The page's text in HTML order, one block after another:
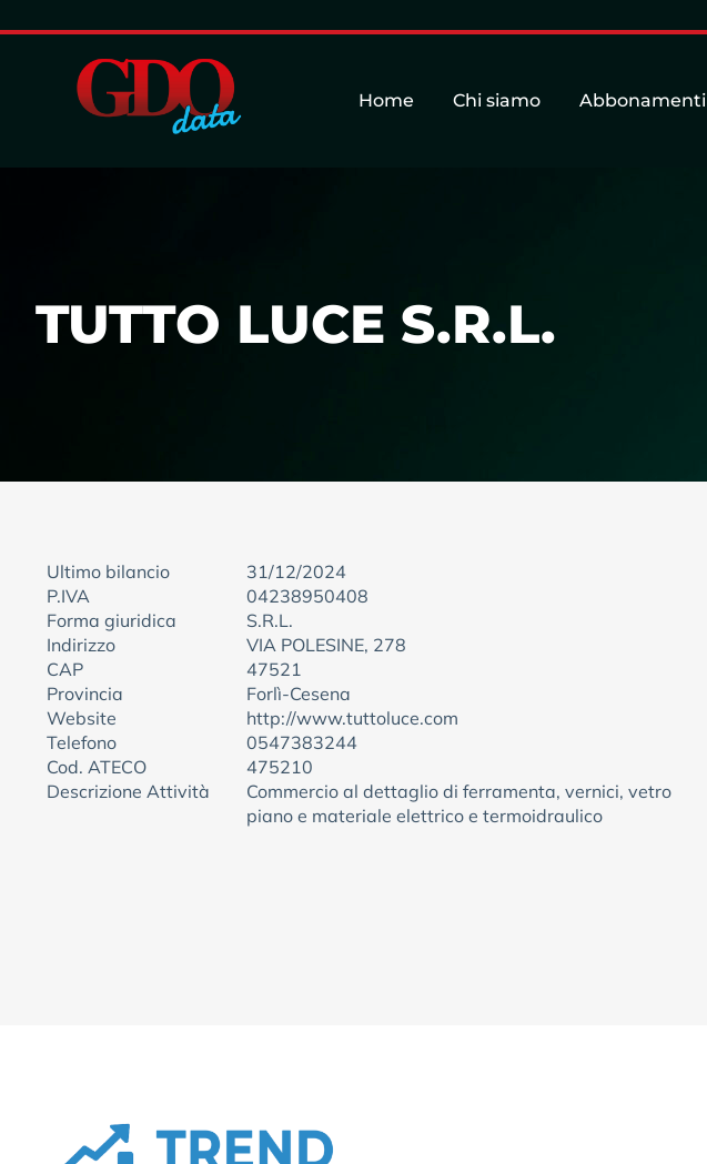
Home Chi siamo Abbonamenti
TUTTO LUCE S.R.L.
Ultimo bilancio
31/12/2024
P.IVA
04238950408
Forma giuridica
S.R.L.
Indirizzo
VIA POLESINE, 278
CAP
47521
Provincia
Forlì-Cesena
Website
http://www.tuttoluce.com
Telefono
0547383244
Cod. ATECO
475210
Descrizione Attività
Commercio al dettaglio di ferramenta, vernici, vetro
piano e materiale elettrico e termoidraulico